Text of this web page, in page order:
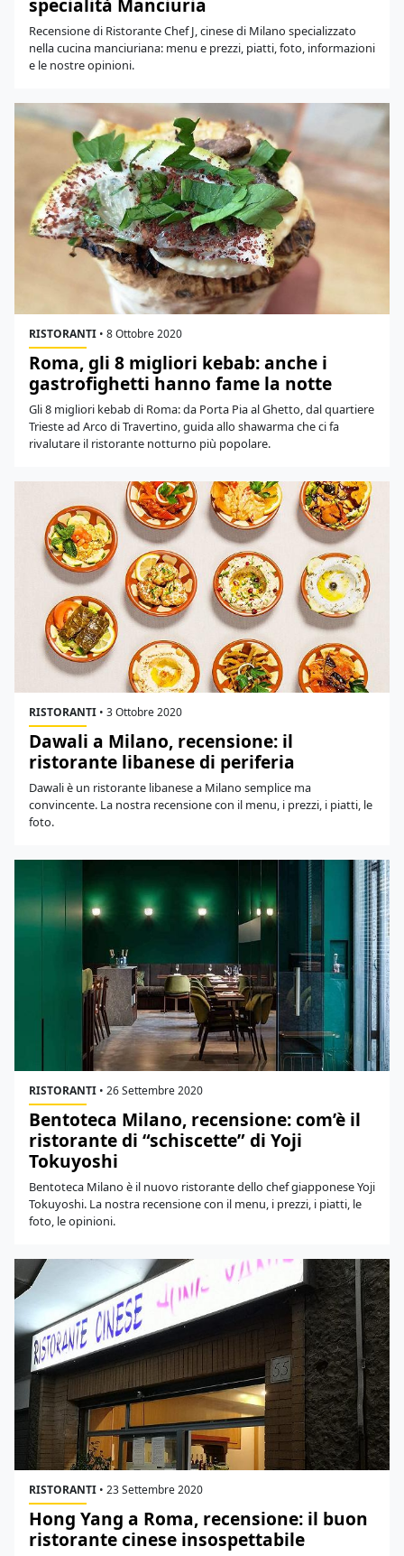
specialità Manciuria
Recensione di Ristorante Chef J, cinese di Milano specializzato
nella cucina manciuriana: menu e prezzi, piatti, foto, informazioni
e le nostre opinioni.
RISTORANTI • 8 Ottobre 2020
Roma, gli 8 migliori kebab: anche i
gastrofighetti hanno fame la notte
Gli 8 migliori kebab di Roma: da Porta Pia al Ghetto, dal quartiere
Trieste ad Arco di Travertino, guida allo shawarma che ci fa
rivalutare il ristorante notturno più popolare.
RISTORANTI • 3 Ottobre 2020
Dawali a Milano, recensione: il
ristorante libanese di periferia
Dawali è un ristorante libanese a Milano semplice ma
convincente. La nostra recensione con il menu, i prezzi, i piatti, le
foto.
RISTORANTI • 26 Settembre 2020
Bentoteca Milano, recensione: com’è il
ristorante di “schiscette” di Yoji
Tokuyoshi
Bentoteca Milano è il nuovo ristorante dello chef giapponese Yoji
Tokuyoshi. La nostra recensione con il menu, i prezzi, i piatti, le
foto, le opinioni.
RISTORANTI • 23 Settembre 2020
Hong Yang a Roma, recensione: il buon
ristorante cinese insospettabile